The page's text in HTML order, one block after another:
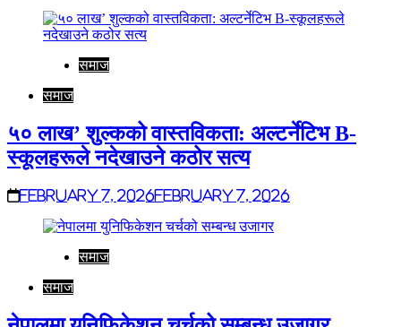
समाज
समाज
५० लाख’ शुल्कको वास्तविकता: अल्टर्नेटिभ B-
स्कूलहरूले नदेखाउने कठोर सत्य
February 7, 2026February 7, 2026
समाज
समाज